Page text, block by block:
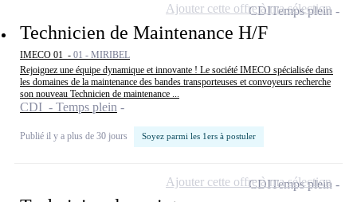
Technicien de Maintenance H/F
IMECO 01 - 01 - MIRIBEL
Rejoignez une équipe dynamique et innovante ! Le société IMECO spécialisée dans
les domaines de la maintenance des bandes transporteuses et convoyeurs recherche
son nouveau Technicien de maintenance ...
CDI - Temps plein
Publié il y a plus de 30 jours Soyez parmi les 1ers à postuler
CDITemps plein
Ajouter cette offre à ma sélection
CDITemps plein
Ajouter cette offre à ma sélection